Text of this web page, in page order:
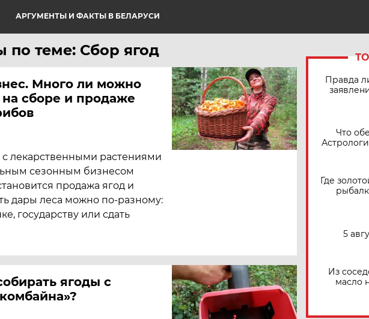
АРГУМЕНТЫ И ФАКТЫ В БЕЛАРУСИ
по теме: Сбор ягод
Много ли можно
на сборе и продаже
лекарственными растениями
сезонным бизнесом
продажа ягод и
дары леса можно по-разному:
государству или сдать
ягоды с
Правда
​Что
Где
5
Из
масло